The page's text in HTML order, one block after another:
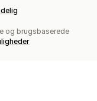
og brugsbaserede